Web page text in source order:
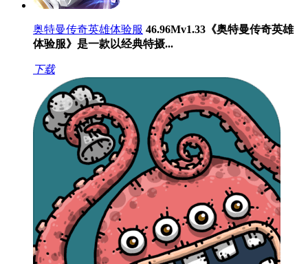
奥特曼传奇英雄体验服 46.96Mv1.33 《奥特曼传奇英雄
体验服》是一款以经典特摄...
下载